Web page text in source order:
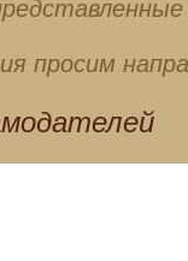
просим